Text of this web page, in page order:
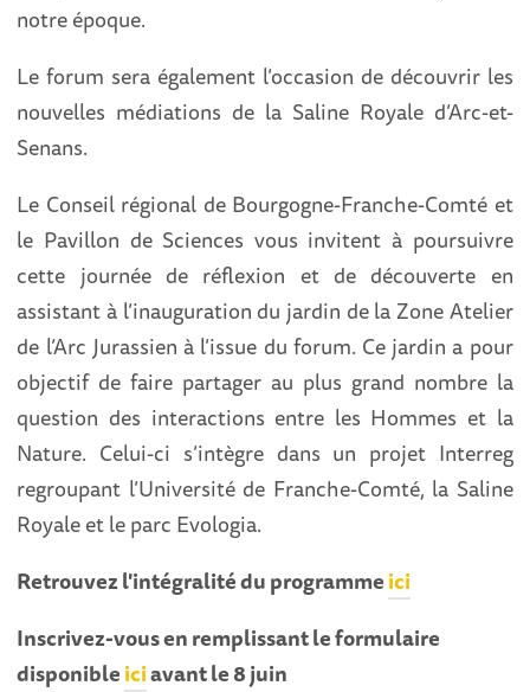
notre époque.
Le forum sera également l’occasion de découvrir les
nouvelles médiations de la Saline Royale d’Arc-et-
Senans.
Le Conseil régional de Bourgogne-Franche-Comté et
le Pavillon de Sciences vous invitent à poursuivre
cette journée de réflexion et de découverte en
assistant à l’inauguration du jardin de la Zone Atelier
de l’Arc Jurassien à l’issue du forum. Ce jardin a pour
objectif de faire partager au plus grand nombre la
question des interactions entre les Hommes et la
Nature. Celui-ci s’intègre dans un projet Interreg
regroupant l’Université de Franche-Comté, la Saline
Royale et le parc Evologia.
Retrouvez l'intégralité du programmeici
Inscrivez-vous en remplissant le formulaire
disponibleiciavant le 8 juin